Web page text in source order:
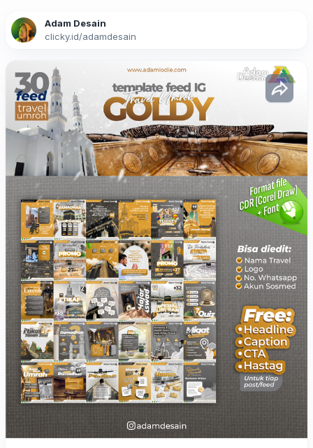
Adam Desain
clicky.id/adamdesain